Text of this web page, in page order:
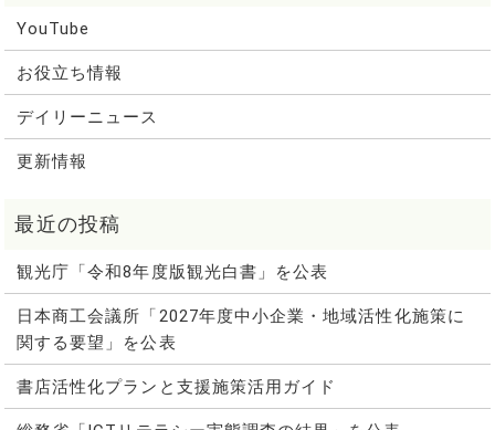
YouTube
お役立ち情報
デイリーニュース
更新情報
観光庁「令和8年度版観光白書」を公表
日本商工会議所「2027年度中小企業・地域活性化施策に
関する要望」を公表
書店活性化プランと支援施策活用ガイド